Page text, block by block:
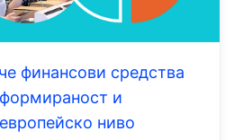
финансови средства
и
ниво